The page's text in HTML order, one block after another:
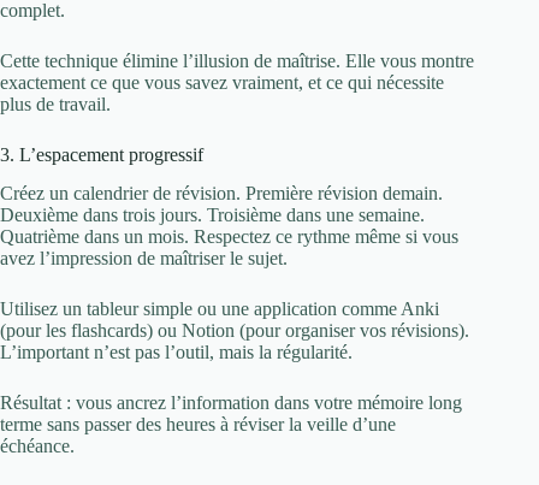
complet.
Cette technique élimine l’illusion de maîtrise. Elle vous montre
exactement ce que vous savez vraiment, et ce qui nécessite
plus de travail.
3. L’espacement progressif
Créez un calendrier de révision. Première révision demain.
Deuxième dans trois jours. Troisième dans une semaine.
Quatrième dans un mois. Respectez ce rythme même si vous
avez l’impression de maîtriser le sujet.
Utilisez un tableur simple ou une application comme Anki
(pour les flashcards) ou Notion (pour organiser vos révisions).
L’important n’est pas l’outil, mais la régularité.
Résultat : vous ancrez l’information dans votre mémoire long
terme sans passer des heures à réviser la veille d’une
échéance.